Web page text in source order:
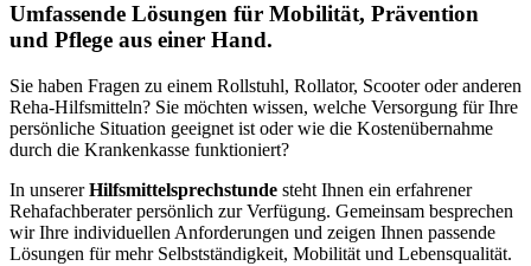
Umfassende Lösungen für Mobilität, Prävention
und Pflege aus einer Hand.
Sie haben Fragen zu einem Rollstuhl, Rollator, Scooter oder anderen
Reha-Hilfsmitteln? Sie möchten wissen, welche Versorgung für Ihre
persönliche Situation geeignet ist oder wie die Kostenübernahme
durch die Krankenkasse funktioniert?
In unsererHilfsmittelsprechstunde steht Ihnen ein erfahrener
Rehafachberater persönlich zur Verfügung. Gemeinsam besprechen
wir Ihre individuellen Anforderungen und zeigen Ihnen passende
Lösungen für mehr Selbstständigkeit, Mobilität und Lebensqualität.